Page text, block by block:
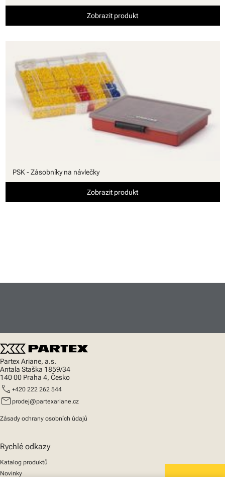
Zobrazit produkt
PSK - Zásobníky na návlečky
Zobrazit produkt
Partex Ariane, a.s.
Antala Staška 1859/34
140 00 Praha 4, Česko
call +420 222 262 544
mail prodej@partexariane.cz
Zásady ochrany osobních údajů
Rychlé odkazy
Katalog produktů
Novinky